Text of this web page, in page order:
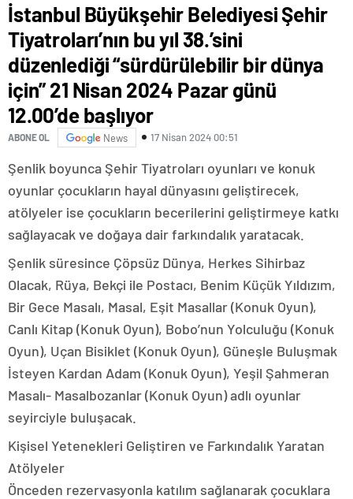
İstanbul Büyükşehir Belediyesi Şehir
Tiyatroları’nın bu yıl 38.’sini
düzenlediği “sürdürülebilir bir dünya
için” 21 Nisan 2024 Pazar günü
12.00’de başlıyor
ABONE OL News 17 Nisan 2024 00:51
Şenlik boyunca Şehir Tiyatroları oyunları ve konuk
oyunlar çocukların hayal dünyasını geliştirecek,
atölyeler ise çocukların becerilerini geliştirmeye katkı
sağlayacak ve doğaya dair farkındalık yaratacak.
Şenlik süresince Çöpsüz Dünya, Herkes Sihirbaz
Olacak, Rüya, Bekçi ile Postacı, Benim Küçük Yıldızım,
Bir Gece Masalı, Masal, Eşit Masallar (Konuk Oyun),
Canlı Kitap (Konuk Oyun), Bobo’nun Yolculuğu (Konuk
Oyun), Uçan Bisiklet (Konuk Oyun), Güneşle Buluşmak
İsteyen Kardan Adam (Konuk Oyun), Yeşil Şahmeran
Masalı- Masalbozanlar (Konuk Oyun) adlı oyunlar
seyirciyle buluşacak.
Kişisel Yetenekleri Geliştiren ve Farkındalık Yaratan
Atölyeler
Önceden rezervasyonla katılım sağlanarak çocuklara